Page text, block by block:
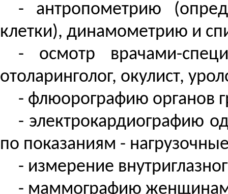
- антропометрию
клетки), динамометрию и
- осмотр врачами-
отоларинголог, окулист,
- флюорографию органов
- электрокардиографию
по показаниям -
- измерение
- маммографию женщинам